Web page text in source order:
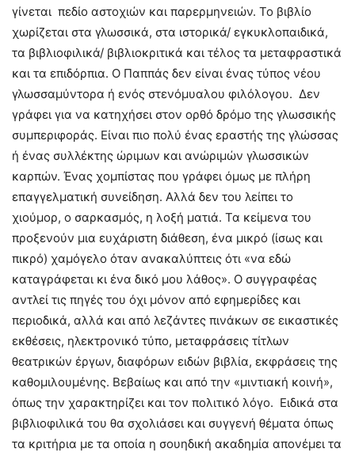
γίνεται πεδίο αστοχιών και παρερμηνειών. Το βιβλίο
χωρίζεται στα γλωσσικά, στα ιστορικά/ εγκυκλοπαιδικά,
τα βιβλιοφιλικά/ βιβλιοκριτικά και τέλος τα μεταφραστικά
και τα επιδόρπια. Ο Παππάς δεν είναι ένας τύπος νέου
γλωσσαμύντορα ή ενός στενόμυαλου φιλόλογου. Δεν
γράφει για να κατηχήσει στον ορθό δρόμο της γλωσσικής
συμπεριφοράς. Είναι πιο πολύ ένας εραστής της γλώσσας
ή ένας συλλέκτης ώριμων και ανώριμών γλωσσικών
καρπών. Ένας χομπίστας που γράφει όμως με πλήρη
επαγγελματική συνείδηση. Αλλά δεν του λείπει το
χιούμορ, ο σαρκασμός, η λοξή ματιά. Τα κείμενα του
προξενούν μια ευχάριστη διάθεση, ένα μικρό (ίσως και
πικρό) χαμόγελο όταν ανακαλύπτεις ότι «να εδώ
καταγράφεται κι ένα δικό μου λάθος». Ο συγγραφέας
αντλεί τις πηγές του όχι μόνον από εφημερίδες και
περιοδικά, αλλά και από λεζάντες πινάκων σε εικαστικές
εκθέσεις, ηλεκτρονικό τύπο, μεταφράσεις τίτλων
θεατρικών έργων, διαφόρων ειδών βιβλία, εκφράσεις της
καθομιλουμένης. Βεβαίως και από την «μιντιακή κοινή»,
όπως την χαρακτηρίζει και τον πολιτικό λόγο. Ειδικά στα
βιβλιοφιλικά του θα σχολιάσει και συγγενή θέματα όπως
τα κριτήρια με τα οποία η σουηδική ακαδημία απονέμει τα